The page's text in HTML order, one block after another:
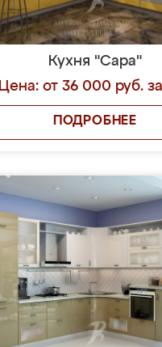
Кухня "Сара"
Цена: от 36 000 руб.
ПОДРОБНЕЕ